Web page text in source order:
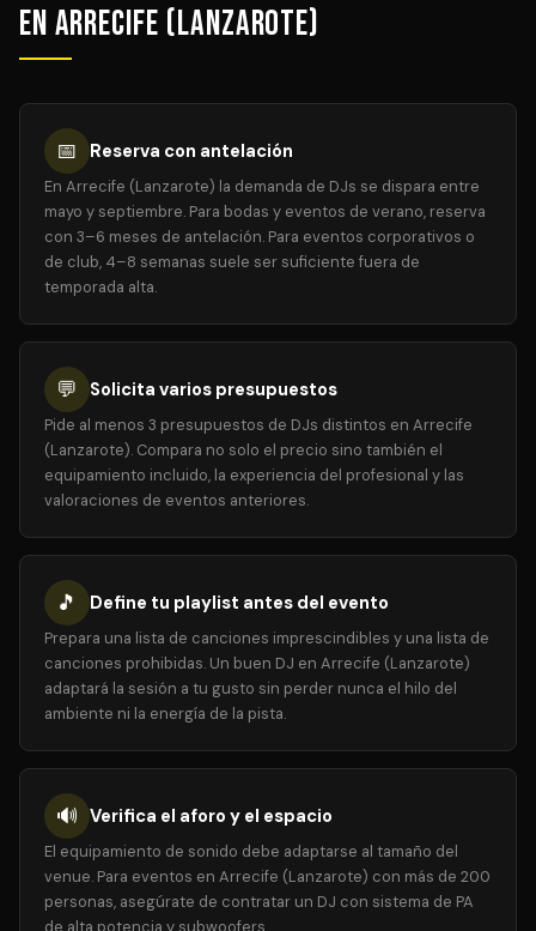
en Arrecife (Lanzarote)
📅 Reserva con antelación
En Arrecife (Lanzarote) la demanda de DJs se dispara entre
mayo y septiembre. Para bodas y eventos de verano, reserva
con 3–6 meses de antelación. Para eventos corporativos o
de club, 4–8 semanas suele ser suficiente fuera de
temporada alta.
💬 Solicita varios presupuestos
Pide al menos 3 presupuestos de DJs distintos en Arrecife
(Lanzarote). Compara no solo el precio sino también el
equipamiento incluido, la experiencia del profesional y las
valoraciones de eventos anteriores.
🎵 Define tu playlist antes del evento
Prepara una lista de canciones imprescindibles y una lista de
canciones prohibidas. Un buen DJ en Arrecife (Lanzarote)
adaptará la sesión a tu gusto sin perder nunca el hilo del
ambiente ni la energía de la pista.
🔊 Verifica el aforo y el espacio
El equipamiento de sonido debe adaptarse al tamaño del
venue. Para eventos en Arrecife (Lanzarote) con más de 200
personas, asegúrate de contratar un DJ con sistema de PA
de alta potencia y subwoofers.